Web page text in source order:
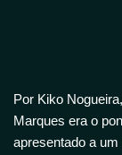
Por Kiko Nogueira,
Marques era o
apresentado a